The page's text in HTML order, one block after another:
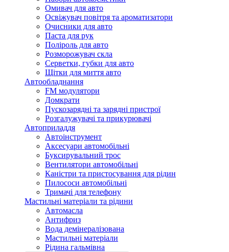
Омивач для авто
Освіжувач повітря та ароматизатори
Очисники для авто
Паста для рук
Поліроль для авто
Розморожувач скла
Серветки, губки для авто
Щітки для миття авто
Автообладнання
FM модулятори
Домкрати
Пускозарядні та зарядні пристрої
Розгалужувачі та прикурювачі
Автоприладдя
Автоінструмент
Аксесуари автомобільні
Буксирувальний трос
Вентилятори автомобільні
Каністри та пристосування для рідин
Пилососи автомобільні
Тримачі для телефону
Мастильні матеріали та рідини
Автомасла
Антифриз
Вода демінералізована
Мастильні матеріали
Рідина гальмівна